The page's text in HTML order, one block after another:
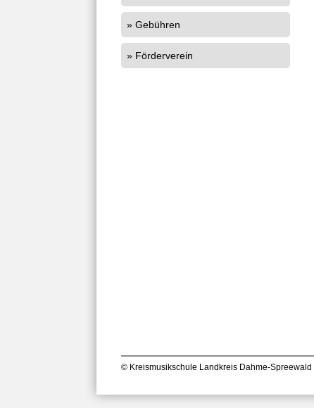
Gebühren
Förderverein
© Kreismusikschule Landkreis Dahme-Spreewald